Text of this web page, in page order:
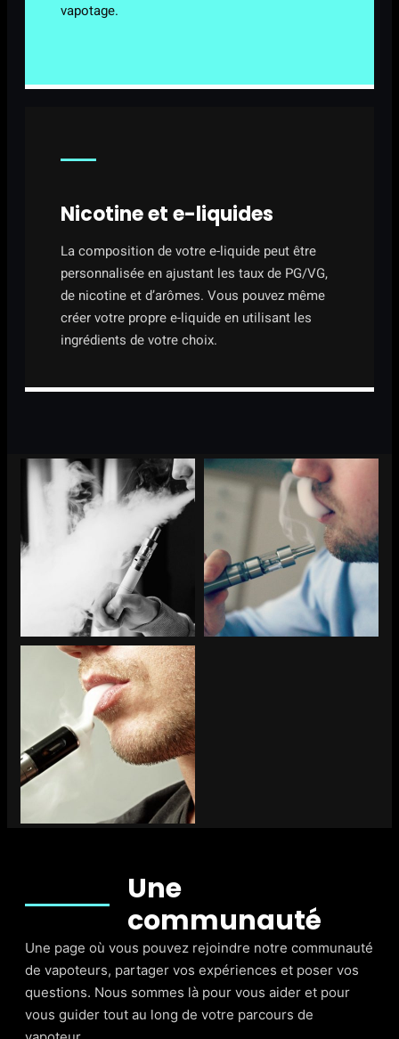
vapotage.
Nicotine et e-liquides
La composition de votre e-liquide peut être
personnalisée en ajustant les taux de PG/VG,
de nicotine et d’arômes. Vous pouvez même
créer votre propre e-liquide en utilisant les
ingrédients de votre choix.
Une
communauté
Une page où vous pouvez rejoindre notre communauté
de vapoteurs, partager vos expériences et poser vos
questions. Nous sommes là pour vous aider et pour
vous guider tout au long de votre parcours de